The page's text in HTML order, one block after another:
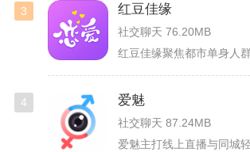
3 红豆佳缘
社交聊天 76.20MB
4 爱魅
社交聊天 87.24MB